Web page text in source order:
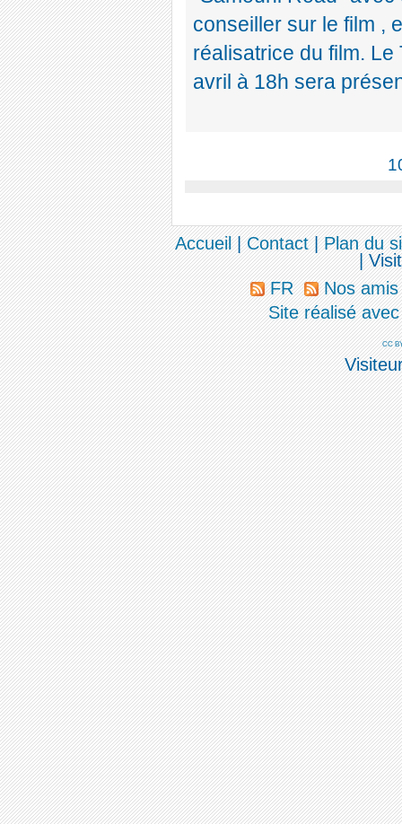
conseiller sur le film ,
réalisatrice du film.
avril à 18h sera
Accueil|Contact|Plan du
|
FR
Nos
Site réalisé
CC